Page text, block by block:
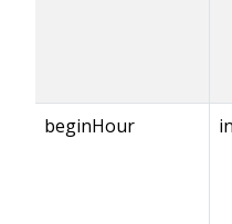
beginHour